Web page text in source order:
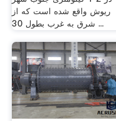
ریوش واقع شده است که از
شرق به غرب بطول 30 ...